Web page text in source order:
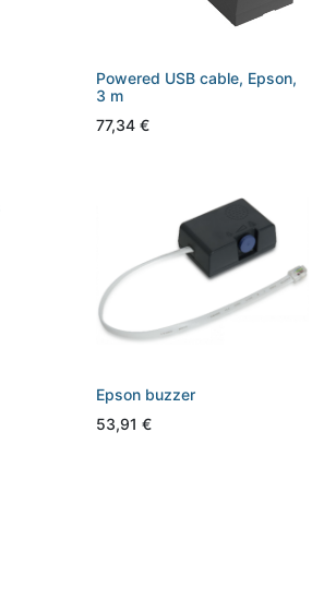
Powered USB cable, Epson,
3 m
77,34 €
Epson buzzer
53,91 €